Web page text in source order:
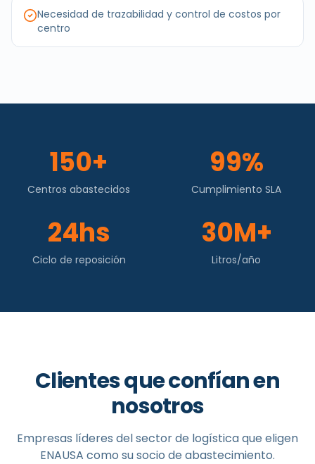
Necesidad de trazabilidad y control de costos por
centro
150+
Centros abastecidos
99%
Cumplimiento SLA
24hs
Ciclo de reposición
30M+
Litros/año
Clientes que confían en
nosotros
Empresas líderes del sector de logísticaque eligen
ENAUSA como su socio de abastecimiento.